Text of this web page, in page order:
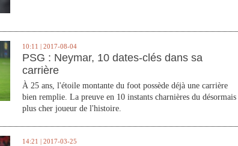
10:11 | 2017-08-04
PSG : Neymar, 10 dates-clés dans sa
carrière
À 25 ans, l'étoile montante du foot possède déjà une carrière
bien remplie. La preuve en 10 instants charnières du désormais
plus cher joueur de l'histoire.
14:21 | 2017-03-25